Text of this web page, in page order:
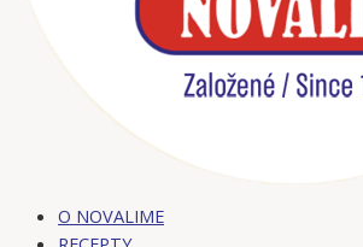
O NOVALIME